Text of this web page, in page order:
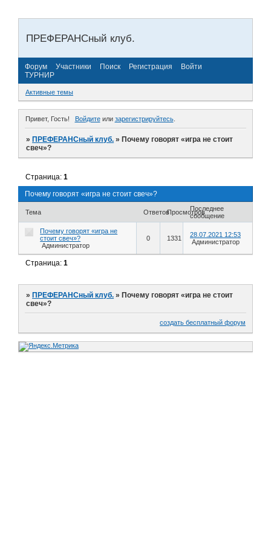
ПРЕФЕРАНСный клуб.
Форум Участники Поиск Регистрация
Войти
ТУРНИР
Активные темы
Привет, Гость! Войдитеили зарегистрируйтесь.
»ПРЕФЕРАНСный клуб. »Почему говорят «игра не стоит
свеч»?
Почему говорят «игра не стоит свеч»?
Страница:1
Тема ОтветовПросмотровПоследнее
сообщение
Почему говорят «игра не
стоит свеч»?
Администратор
0 1331
28.07.2021 12:53
Администратор
Страница:1
»ПРЕФЕРАНСный клуб. »Почему говорят «игра не стоит
свеч»?
создать бесплатный форум